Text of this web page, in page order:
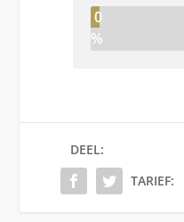
0
%
DEEL:
TARIEF: